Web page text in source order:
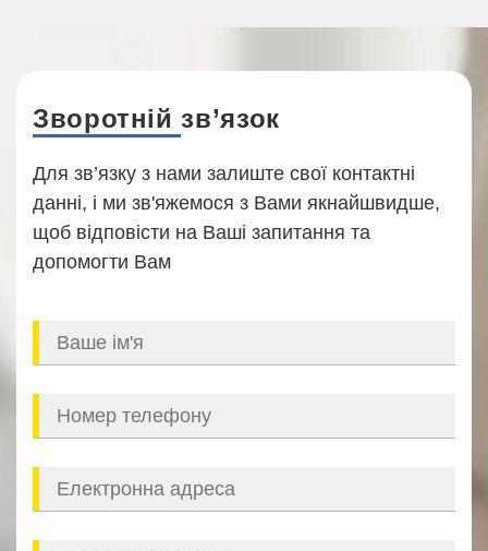
Зворотній зв’язок
Для зв’язку з нами залиште свої контактні
данні, і ми зв'яжемося з Вами якнайшвидше,
щоб відповісти на Ваші запитання та
допомогти Вам